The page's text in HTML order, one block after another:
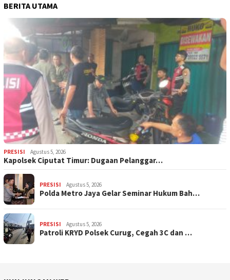
BERITA UTAMA
PRESISI Agustus 5, 2026
Kapolsek Ciputat Timur: Dugaan Pelanggar…
PRESISI Agustus 5, 2026
Polda Metro Jaya Gelar Seminar Hukum Bah…
PRESISI Agustus 5, 2026
Patroli KRYD Polsek Curug, Cegah 3C dan …